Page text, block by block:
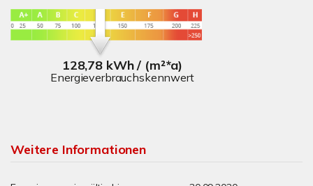
128,78 kWh / (m²*a)
Energieverbrauchskennwert
Weitere Informationen